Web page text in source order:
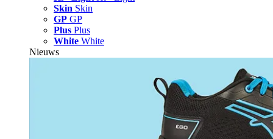
Skin Skin
GP GP
Plus Plus
White White
Nieuws